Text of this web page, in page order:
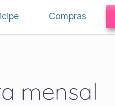
Compras
mensal